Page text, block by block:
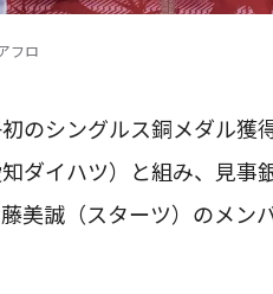
フロ
のシングルス銅メダル獲
ダイハツ）と組み、見事
美誠（スターツ）のメン